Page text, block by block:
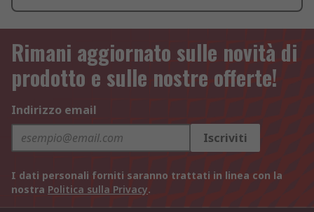
Rimani aggiornato sulle novità di
prodotto e sulle nostre offerte!
Indirizzo email
Iscriviti
I dati personali forniti saranno trattati in linea con la
nostra Politica sulla Privacy.